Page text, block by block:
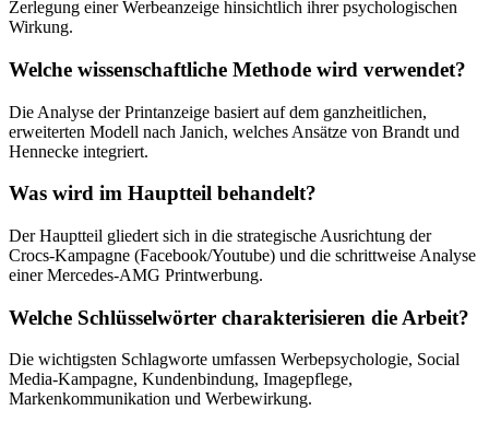
Zerlegung einer Werbeanzeige hinsichtlich ihrer psychologischen
Wirkung.
Welche wissenschaftliche Methode wird verwendet?
Die Analyse der Printanzeige basiert auf dem ganzheitlichen,
erweiterten Modell nach Janich, welches Ansätze von Brandt und
Hennecke integriert.
Was wird im Hauptteil behandelt?
Der Hauptteil gliedert sich in die strategische Ausrichtung der
Crocs-Kampagne (Facebook/Youtube) und die schrittweise Analyse
einer Mercedes-AMG Printwerbung.
Welche Schlüsselwörter charakterisieren die Arbeit?
Die wichtigsten Schlagworte umfassen Werbepsychologie, Social
Media-Kampagne, Kundenbindung, Imagepflege,
Markenkommunikation und Werbewirkung.